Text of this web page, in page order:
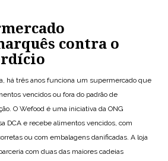
contra o
há três anos funciona um supermercado que
vencidos ou fora do padrão de
O Wefood é uma iniciativa da ONG
DCA e recebe alimentos vencidos, com
ou com embalagens danificadas. A loja
com duas das maiores cadeias